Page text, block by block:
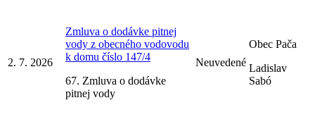
2. 7. 2026
Zmluva o dodávke pitnej
vody z obecného vodovodu
k domu číslo 147/4
67. Zmluva o dodávke
pitnej vody
Neuvedené
Obec Pača
Ladislav
Sabó